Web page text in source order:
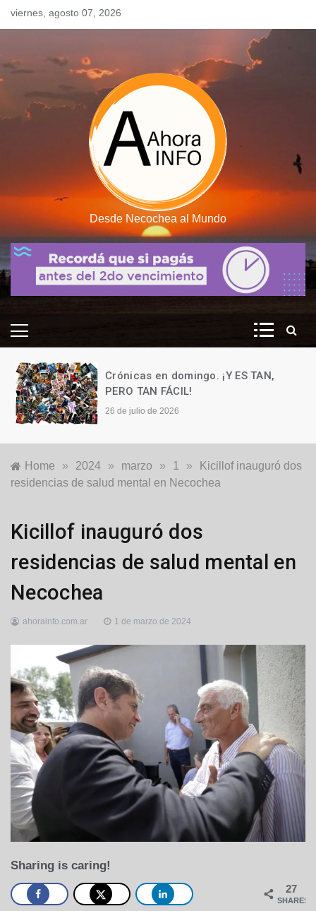
Skipviernes, agosto 07, 2026
Desde Necochea al Mundo
Crónicas en domingo. ¡Y ES TAN,
PERO TAN FÁCIL!
26 de julio de 2026
Home » 2024 » marzo » 1 »
Kicillof inauguró dos
residencias de salud mental en Necochea
Locales
,
Política
Kicillof inauguró dos
residencias de salud mental en
Necochea
ahorainfo.com.ar 1 de marzo de 2024
Sharing is caring!
27
SHARES